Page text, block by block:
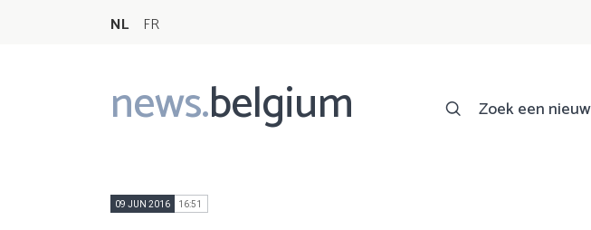
NL FR
news.belgium
Main
navigation
Zoek een
09 JUN 2016 16:51